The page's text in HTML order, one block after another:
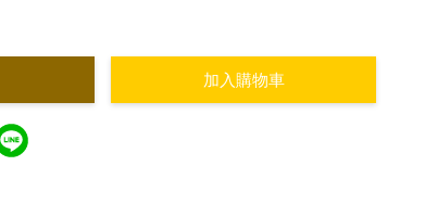
加入購物車